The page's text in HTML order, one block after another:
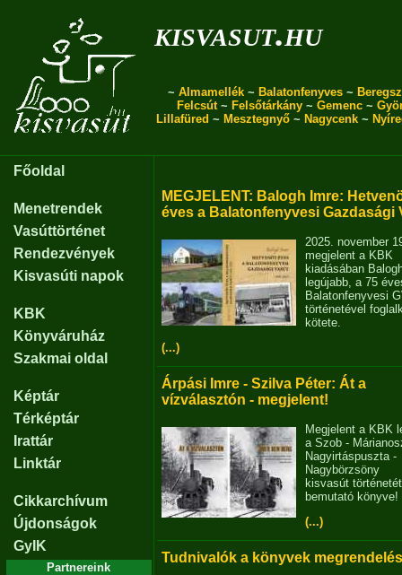
kisvasut.hu
~ Almamellék ~ Balatonfenyves ~
Felcsút~ Felsőtárkány ~ Gemenc ~
Lillafüred ~ Mesztegnyő ~ Nagycenk ~
Főoldal
Menetrendek
Vasúttörténet
Rendezvények
Kisvasúti napok
KBK
Könyváruház
Szakmai oldal
Képtár
Térképtár
Irattár
Linktár
Cikkarchívum
Újdonságok
GyIK
Partnereink
MEGJELENT: Balogh Imre:
éves a Balatonfenyvesi Gazdasági
2025. november
megjelent a KBK
kiadásában
legújabb, a 75
Balatonfenyvesi
történetével
kötete.
(...)
Árpási Imre - Szilva Péter: Át a
vízválasztón - megjelent!
Megjelent a KBK
a Szob -
Nagyirtáspuszta -
Nagybörzsöny
kisvasút történetét
bemutató könyve!
(...)
Tudnivalók a könyvek